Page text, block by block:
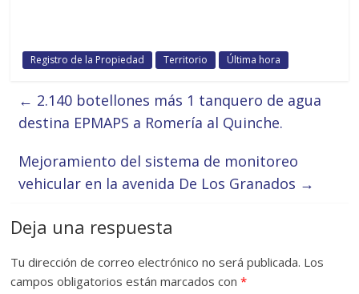
Registro de la Propiedad Territorio Última hora
← 2.140 botellones más 1 tanquero de agua
destina EPMAPS a Romería al Quinche.
Mejoramiento del sistema de monitoreo
vehicular en la avenida De Los Granados →
Deja una respuesta
Tu dirección de correo electrónico no será publicada. Los
campos obligatorios están marcados con*